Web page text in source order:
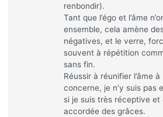
renbondir).
Tant que l’égo et l’âme
ensemble, cela amène
négatives, et le verre,
souvent à répétition
sans fin.
Réussir à réunifier l’âme
concerne, je n’y suis pas
si je suis très réceptive et
accordée des grâces.